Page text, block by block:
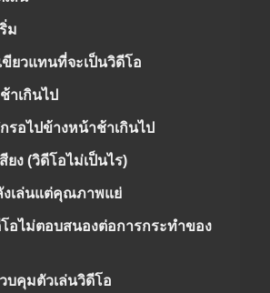
ม
ยวแทนที่จะเป็นวิดีโอ
าเกินไป
รอไปข้างหน้าช้าเกินไป
ยง (วิดีโอไม่เป็นไร)
งเล่นแต่คุณภาพแย่
โอไม่ตอบสนองต่อการกระทำของ
บคุมตัวเล่นวิดีโอ